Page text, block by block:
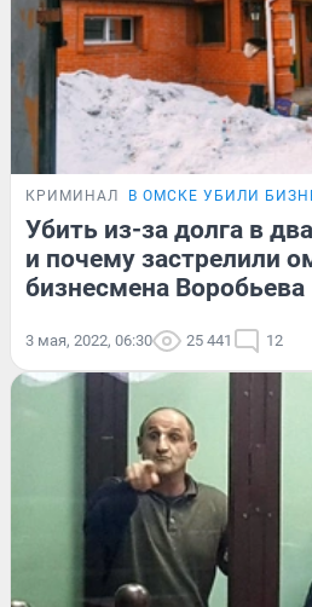
КРИМИНАЛ В ОМСКЕ УБИЛИ
Убить из-за долга в
и почему застрелили
бизнесмена Воробьева
3 мая, 2022, 06:30 25 441 12